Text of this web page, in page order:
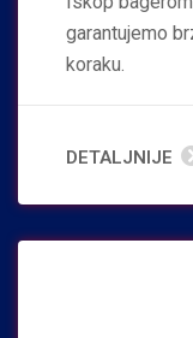
garantujemo
koraku.
DETALJNIJE